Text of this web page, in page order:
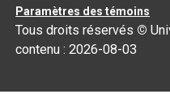
Paramètres des témoins
Tous droits réservés ©
contenu :2026-08-03